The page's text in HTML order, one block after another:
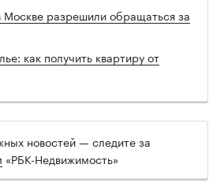
разрешили обращаться за
как получить квартиру от
новостей — следите за
«РБК-Недвижимость»